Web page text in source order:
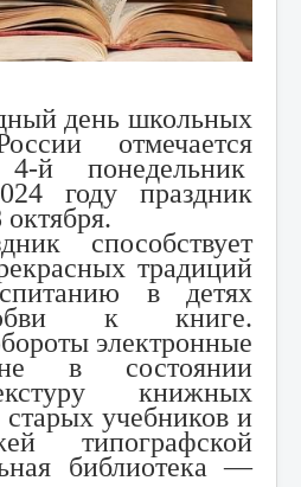
день школьных
отмечается
й понедельник
году праздник
традиций
в детях
к книге.
электронные
не в состоянии
книжных
старых учебников и
типографской
библиотека —